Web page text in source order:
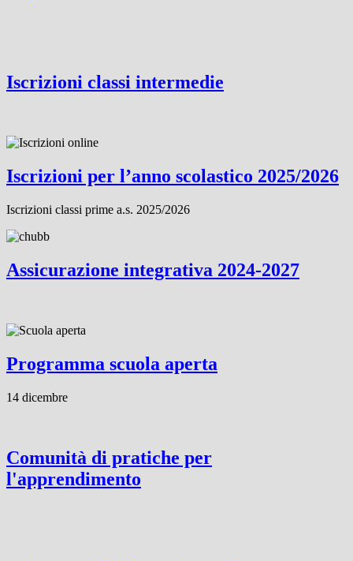
Iscrizioni classi intermedie
Iscrizioni per l’anno scolastico 2025/2026
Iscrizioni classi prime a.s. 2025/2026
Assicurazione integrativa 2024-2027
Programma scuola aperta
14 dicembre
Comunità di pratiche per
l'apprendimento